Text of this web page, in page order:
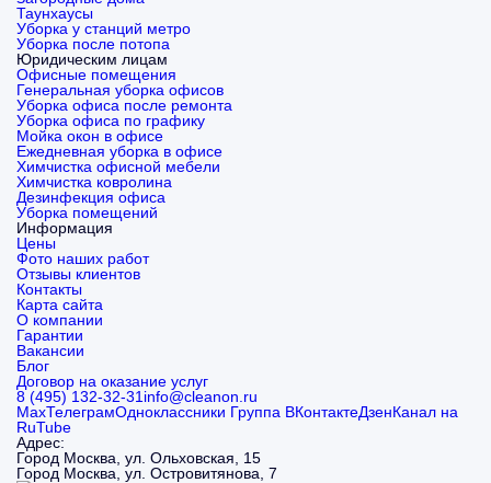
Таунхаусы
Уборка у станций метро
Уборка после потопа
Юридическим лицам
Офисные помещения
Генеральная уборка офисов
Уборка офиса после ремонта
Уборка офиса по графику
Мойка окон в офисе
Ежедневная уборка в офисе
Химчистка офисной мебели
Химчистка ковролина
Дезинфекция офиса
Уборка помещений
Информация
Цены
Фото наших работ
Отзывы клиентов
Контакты
Карта сайта
О компании
Гарантии
Вакансии
Блог
Договор на оказание услуг
8 (495) 132-32-31 info@cleanon.ru
MaxТелеграмОдноклассники Группа ВКонтактеДзенКанал на
RuTube
Адрес:
Город Москва, ул. Ольховская, 15
Город Москва, ул. Островитянова, 7